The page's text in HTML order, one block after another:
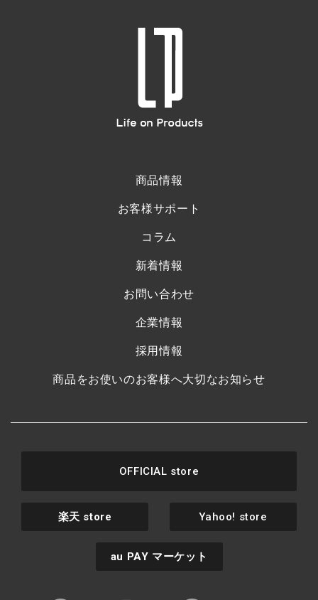
商品情報
お客様サポート
コラム
新着情報
お問い合わせ
企業情報
採用情報
商品をお使いのお客様へ大切なお知らせ
OFFICIAL store
楽天 store Yahoo! store
au PAY マーケット